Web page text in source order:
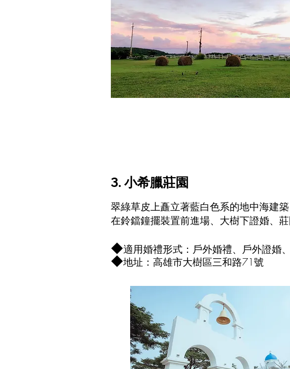
3. 小希臘莊園
翠綠草皮上矗立著藍白色系的地中海建
在鈴鐺鐘擺裝置前進場、大樹下證婚、
◆適用婚禮形式：戶外婚禮、戶外證婚
◆地址：高雄市大樹區三和路71號